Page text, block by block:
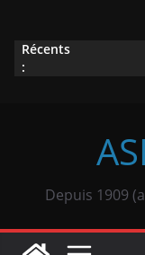
contenu
Récents
:
Depuis 1909